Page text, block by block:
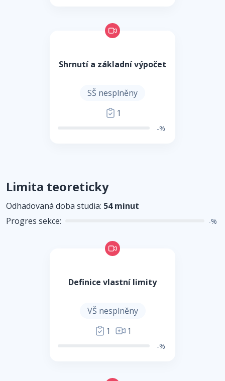
Shrnutí a základní výpočet
SŠ nesplněny
1
-%
Limita teoreticky
Odhadovaná doba studia: 54 minut
Progres sekce:
-%
Definice vlastní limity
VŠ nesplněny
1
1
-%